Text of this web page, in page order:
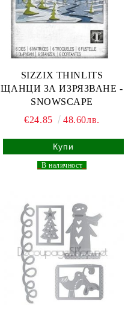
SIZZIX THINLITS
ЩАНЦИ ЗА ИЗРЯЗВАНЕ -
SNOWSCAPE
€24.85
48.60лв.
В наличност